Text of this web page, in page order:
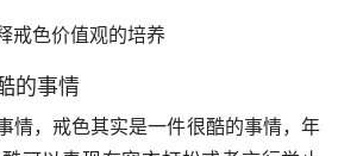
戒色价值观的培养
的事情
情，戒色其实是一件很酷的事情，年